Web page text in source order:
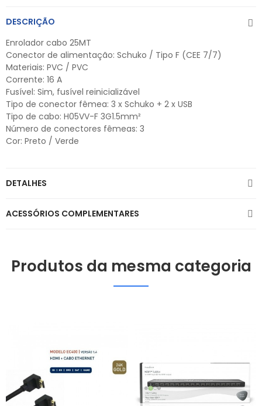
DESCRIÇÃO
Enrolador cabo 25MT
Conector de alimentação: Schuko / Tipo F (CEE 7/7)
Materiais: PVC / PVC
Corrente: 16 A
Fusível: Sim, fusível reinicializável
Tipo de conector fêmea: 3 x Schuko + 2 x USB
Tipo de cabo: H05VV-F 3G1.5mm²
Número de conectores fêmeas: 3
Cor: Preto / Verde
DETALHES
ACESSÓRIOS COMPLEMENTARES
Produtos da mesma categoria